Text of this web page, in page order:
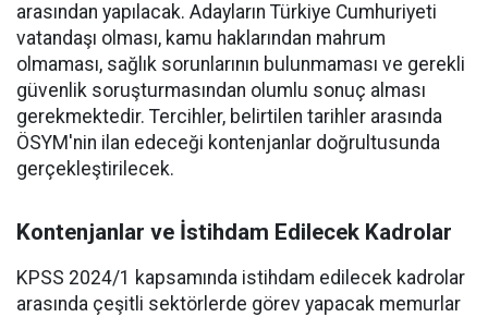
arasından yapılacak. Adayların Türkiye Cumhuriyeti
vatandaşı olması, kamu haklarından mahrum
olmaması, sağlık sorunlarının bulunmaması ve gerekli
güvenlik soruşturmasından olumlu sonuç alması
gerekmektedir. Tercihler, belirtilen tarihler arasında
ÖSYM'nin ilan edeceği kontenjanlar doğrultusunda
gerçekleştirilecek.
Kontenjanlar ve İstihdam Edilecek Kadrolar
KPSS 2024/1 kapsamında istihdam edilecek kadrolar
arasında çeşitli sektörlerde görev yapacak memurlar